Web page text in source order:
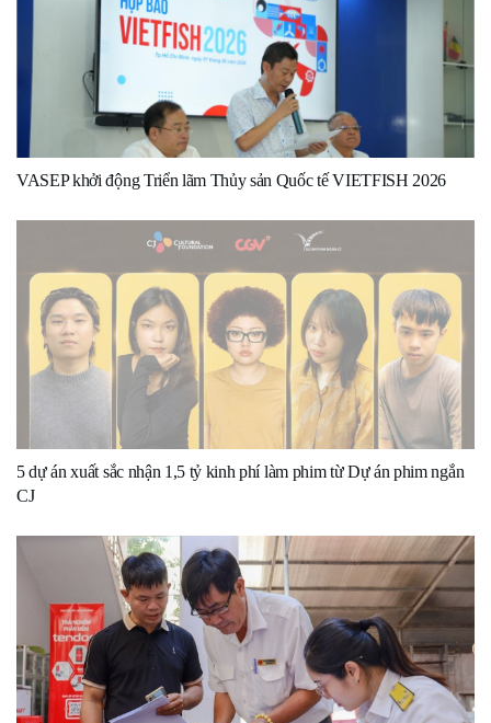
VASEP khởi động Triển lãm Thủy sản Quốc tế VIETFISH 2026
5 dự án xuất sắc nhận 1,5 tỷ kinh phí làm phim từ Dự án phim ngắn
CJ